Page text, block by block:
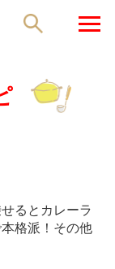
るとカレーラ
格派！その他